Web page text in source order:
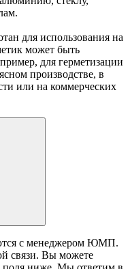
для использования на
может быть
для герметизации
производстве, в
или на коммерческих
с менеджером ЮМП.
связи. Вы можете